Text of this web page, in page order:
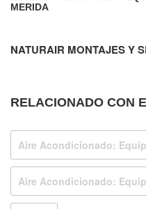
MERIDA
NATURAIR MONTAJES Y
RELACIONADO CON
Aire Acondicionado:
Aire Acondicionado: